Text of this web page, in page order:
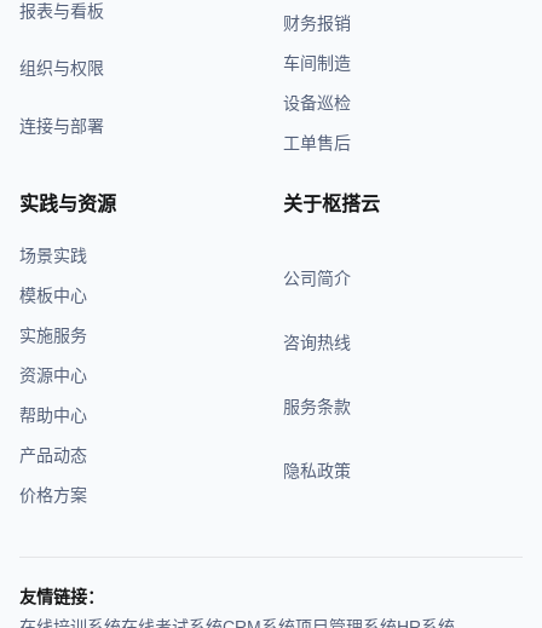
报表与看板
组织与权限
连接与部署
财务报销
车间制造
设备巡检
工单售后
实践与资源
场景实践
模板中心
实施服务
资源中心
帮助中心
产品动态
价格方案
关于枢搭云
公司简介
咨询热线
服务条款
隐私政策
友情链接：